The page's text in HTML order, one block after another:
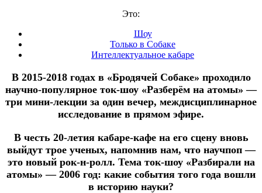
Это:
Шоу
Только в Собаке
Интеллектуальное кабаре
В 2015-2018 годах в «Бродячей Cобаке» проходило
научно-популярное ток-шоу «Разберём на атомы» —
три мини-лекции за один вечер, междисциплинарное
исследование в прямом эфире.
В честь 20-летия кабаре-кафе на его сцену вновь
выйдут трое ученых, напомнив нам, что научпоп —
это новый рок-н-ролл. Тема ток-шоу «Разбирали на
атомы» — 2006 год: какие события того года вошли
в историю науки?